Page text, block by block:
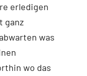
erledigen
ganz
was
wo das